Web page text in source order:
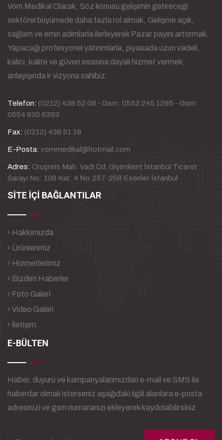
Vom Medikal Olarak; Söz konusu gelişimin getireceği
sektörel büyümede daha fazla rol almak, Gelişme açık,
sağlam ve emin adımlarla ilerleyerek Pazar payını arttırmak,
Yapacağı profesyonel yatırımlarla, piyasada uzun vadeli,
kalıcı, kalite ve güven esasına dayalı hizmet vermek,
anlayışında ir vizyona sahibiz.
Telefon: (0212) 438 52 08 - Gsm: 0553 245 1295 - Gsm:
0554 930 6393
Fax: (0212) 438 51 18
E-Posta: vommedikal@hotmail.com
Adres: Oruçreis Mah. Vadi Cd. Giyimkent İstanbul Ticaret
Sarayı No: 108 Kat: 4 No:257-258 Esenler İstanbul
SİTE İÇİ BAĞLANTILAR
Hakkımızda
Ürünlerimiz
Hizmetlerimiz
Bizden Haberler
Foto Galeri
Video Galeri
İletişim
E-BÜLTEN
Haber, duyuru ve kampanyalarımızdan e-mail ve SMS ile
haberdar olmak isterseniz aşağıdaki ilgili alanlara e-posta
adresinizi ve gsm numaranızı ekleyerek kaydolabilirsiniz.